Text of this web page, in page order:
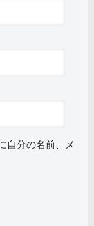
自分の名前、メ